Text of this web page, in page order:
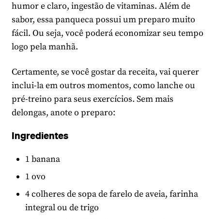
humor e claro, ingestão de vitaminas. Além de
sabor, essa panqueca possui um preparo muito
fácil. Ou seja, você poderá economizar seu tempo
logo pela manhã.
Certamente, se você gostar da receita, vai querer
inclui-la em outros momentos, como lanche ou
pré-treino para seus exercícios. Sem mais
delongas, anote o preparo:
Ingredientes
1 banana
1 ovo
4 colheres de sopa de farelo de aveia, farinha
integral ou de trigo